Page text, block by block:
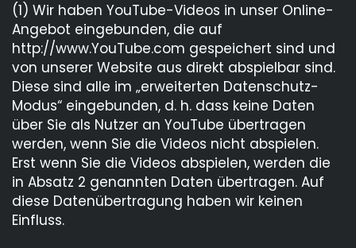
(1) Wir haben YouTube-Videos in unser Online-
Angebot eingebunden, die auf
http://www.YouTube.com gespeichert sind und
von unserer Website aus direkt abspielbar sind.
Diese sind alle im „erweiterten Datenschutz-
Modus“ eingebunden, d. h. dass keine Daten
über Sie als Nutzer an YouTube übertragen
werden, wenn Sie die Videos nicht abspielen.
Erst wenn Sie die Videos abspielen, werden die
in Absatz 2 genannten Daten übertragen. Auf
diese Datenübertragung haben wir keinen
Einfluss.